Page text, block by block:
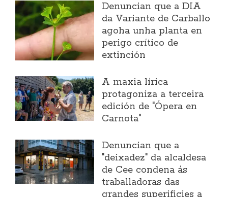
Denuncian que a DIA
da Variante de Carballo
agoha unha planta en
perigo crítico de
extinción
A maxia lírica
protagoniza a terceira
edición de "Ópera en
Carnota"
Denuncian que a
"deixadez" da alcaldesa
de Cee condena ás
traballadoras das
grandes superificies a